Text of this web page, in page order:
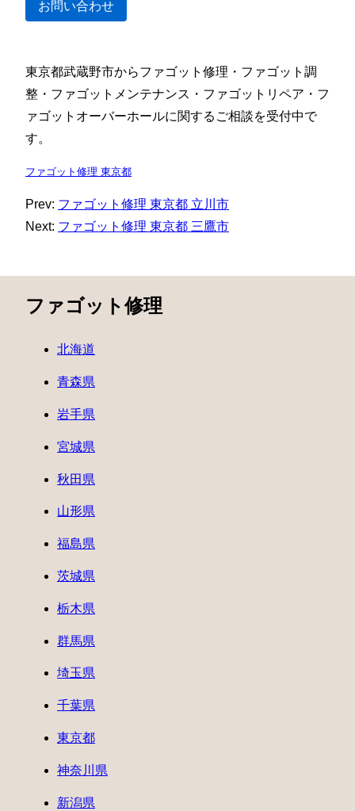
お問い合わせ
東京都武蔵野市からファゴット修理・ファゴット調
整・ファゴットメンテナンス・ファゴットリペア・フ
ァゴットオーバーホールに関するご相談を受付中で
す。
ファゴット修理 東京都
Prev: ファゴット修理 東京都 立川市
Next: ファゴット修理 東京都 三鷹市
ファゴット修理
北海道
青森県
岩手県
宮城県
秋田県
山形県
福島県
茨城県
栃木県
群馬県
埼玉県
千葉県
東京都
神奈川県
新潟県